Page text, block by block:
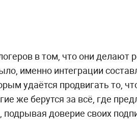
в том, что они делают
именно интеграции
удаётся продвигать то,
же берутся за всё, где
доверие своих